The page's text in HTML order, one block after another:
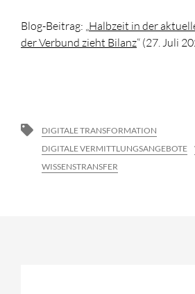
Blog-Beitrag: „Halbzeit in der
der Verbund zieht Bilanz“ (27. Juli
DIGITALE TRANSFORMATION
DIGITALE VERMITTLUNGSANGEBOTE
WISSENSTRANSFER